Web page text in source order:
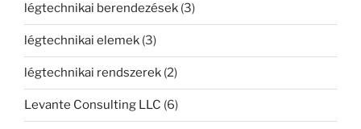
légtechnikai berendezések (3)
légtechnikai elemek (3)
légtechnikai rendszerek (2)
Levante Consulting LLC (6)